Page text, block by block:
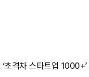
‘초격차 스타트업